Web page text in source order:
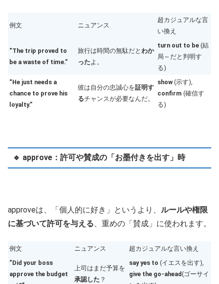
例文 ニュアンス
超カジュアルな言
い換え
“The trip proved to
be a waste of time.”
旅行は時間の無駄だと わか
ったよ。
turn out to be (結
局～だと判明す
る)
“He just needs a
chance to prove his
loyalty.”
彼は自分の忠誠心を証明す
るチャンスが必要なんだ。
show (示す),
confirm (確信す
る)
🔹 approve：許可や賛成の「お墨付きを出す」時
approveは、「個人的に好き」というより、 ルールや権限
に基づいて許可を与える 、重めの「賛成」に使われます。
例文 ニュアンス
超カジュアルな言い換え
“Did your boss
approve the budget
上司はまだ予算を
承認した ？
say yes to (イエスを出す),
give the go-ahead(ゴーサイ